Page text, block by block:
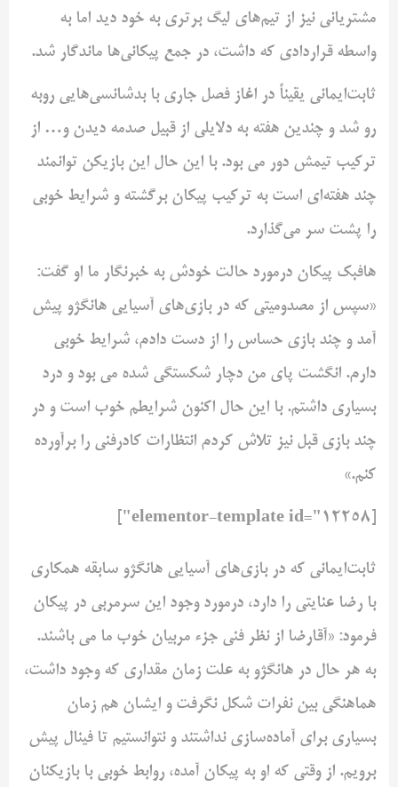
مشتریانی نیز از تیم‌های لیگ برتری به خود دید اما به
واسطه قراردادی که داشت، در جمع پیکانی‌ها ماندگار شد.
ثابت‌ایمانی یقیناً در اغاز فصل جاری با بدشانسی‌هایی روبه
رو شد و چندین هفته به دلایلی از قبیل صدمه دیدن و… از
ترکیب تیمش دور می بود. با این حال این بازیکن توانمند
چند هفته‌ای است به ترکیب پیکان برگشته و شرایط خوبی
را پشت سر می‌گذارد.
هافبک پیکان درمورد حالت خودش به خبرنگار ما او گفت:
«سپس از مصدومیتی که در بازی‌های آسیایی هانگژو پیش
آمد و چند بازی حساس را از دست دادم، شرایط خوبی
دارم. انگشت پای من دچار شکستگی شده می بود و درد
بسیاری داشتم. با این حال اکنون شرایطم خوب است و در
چند بازی قبل نیز تلاش کردم انتظارات کادرفنی را برآورده
کنم.»
ثابت‌ایمانی که در بازی‌های آسیایی هانگژو سابقه همکاری
با رضا عنایتی را دارد، درمورد وجود این سرمربی در پیکان
فرمود: «آقارضا از نظر فنی جزء مربیان خوب ما می باشند.
به هر حال در هانگژو به علت زمان مقداری که وجود داشت،
هماهنگی بین نفرات شکل نگرفت و ایشان هم زمان
بسیاری برای آماده‌سازی نداشتند و نتوانستیم تا فینال پیش
برویم. از وقتی که او به پیکان آمده، روابط خوبی با بازیکنان